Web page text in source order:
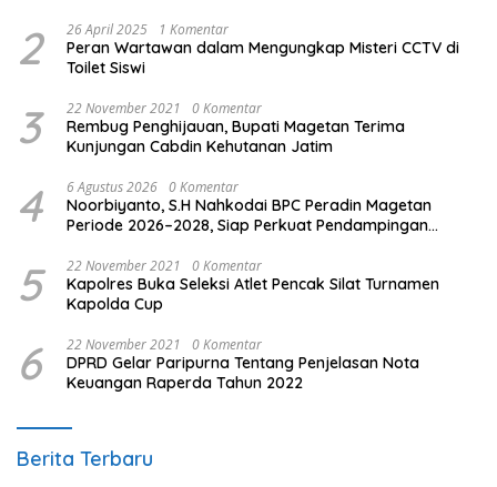
2 26 April 2025 1 Komentar
Peran Wartawan dalam Mengungkap Misteri CCTV di
Toilet Siswi
3 22 November 2021 0 Komentar
Rembug Penghijauan, Bupati Magetan Terima
Kunjungan Cabdin Kehutanan Jatim
4 6 Agustus 2026 0 Komentar
Noorbiyanto, S.H Nahkodai BPC Peradin Magetan
Periode 2026–2028, Siap Perkuat Pendampingan
5 22 November 2021 0 Komentar
Kapolres Buka Seleksi Atlet Pencak Silat Turnamen
Kapolda Cup
6 22 November 2021 0 Komentar
DPRD Gelar Paripurna Tentang Penjelasan Nota
Keuangan Raperda Tahun 2022
Berita Terbaru